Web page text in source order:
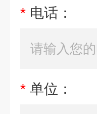
* 电话：
* 单位：